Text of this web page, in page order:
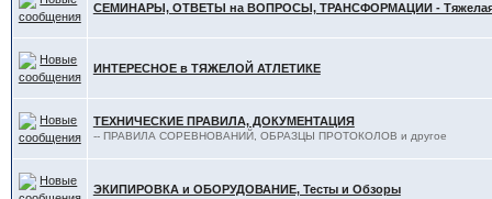
СЕМИНАРЫ, ОТВЕТЫ на ВОПРОСЫ, ТРАНСФОРМАЦИИ - Тяжелая
ИНТЕРЕСНОЕ в ТЯЖЕЛОЙ АТЛЕТИКЕ
ТЕХНИЧЕСКИЕ ПРАВИЛА, ДОКУМЕНТАЦИЯ
-- ПРАВИЛА СОРЕВНОВАНИЙ, ОБРАЗЦЫ ПРОТОКОЛОВ и другое
ЭКИПИРОВКА и ОБОРУДОВАНИЕ, Тесты и Обзоры